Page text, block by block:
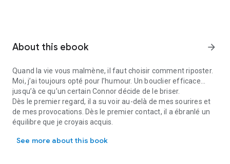
About this ebook arrow_forward
Quand la vie vous malmène, il faut choisir comment riposter.
Moi, j’ai toujours opté pour l’humour. Un bouclier efficace...
jusqu’à ce qu’un certain Connor décide de le briser.
Dès le premier regard, il a su voir au-delà de mes sourires et
de mes provocations. Dès le premier contact, il a ébranlé un
équilibre que je croyais acquis.
une chose : je suis une tempête. Et dans une tempête, on ne
See more about this book